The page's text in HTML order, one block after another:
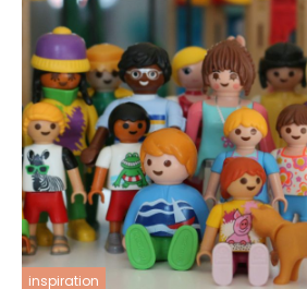
inspiration